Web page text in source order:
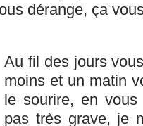
dérange, ça
Au fil des jours
moins et un matin
le sourire, en vous
pas très grave, je